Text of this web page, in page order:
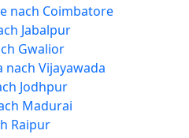
nach Coimbatore
Jabalpur
Gwalior
nach Vijayawada
Jodhpur
Madurai
Raipur